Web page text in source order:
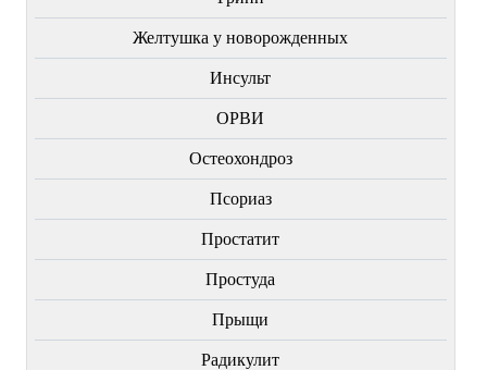
Желтушка у новорожденных
Инсульт
ОРВИ
Остеохондроз
Пcориаз
Простатит
Простуда
Прыщи
Радикулит